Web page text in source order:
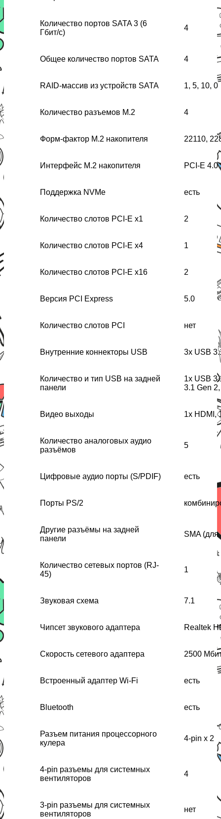
Количество портов SATA 3 (6
Гбит/с)
4
Общее количество портов SATA 4
RAID-массив из устройств SATA 1, 5, 10, 0
Количество разъемов M.2 4
Форм-фактор M.2 накопителя 22110,
Интерфейс M.2 накопителя PCI-E 4.0
Поддержка NVMe есть
Количество слотов PCI-E x1 2
Количество слотов PCI-E x4 1
Количество слотов PCI-E x16 2
Версия PCI Express 5.0
Количество слотов PCI нет
Внутренние коннекторы USB 3x USB
Количество и тип USB на задней
панели
1x USB
3.1 Gen
Видео выходы 1x HDMI,
Количество аналоговых аудио
разъёмов
5
Цифровые аудио порты (S/PDIF) есть
Порты PS/2
Другие разъёмы на задней
панели
SMA
Количество сетевых портов (RJ-
45)
1
Звуковая схема 7.1
Чипсет звукового адаптера Realtek
Скорость сетевого адаптера 2500
Встроенный адаптер Wi-Fi есть
Bluetooth есть
Разъем питания процессорного
кулера
4-pin x 2
4-pin разъемы для системных
вентиляторов
4
3-pin разъемы для системных
вентиляторов
нет